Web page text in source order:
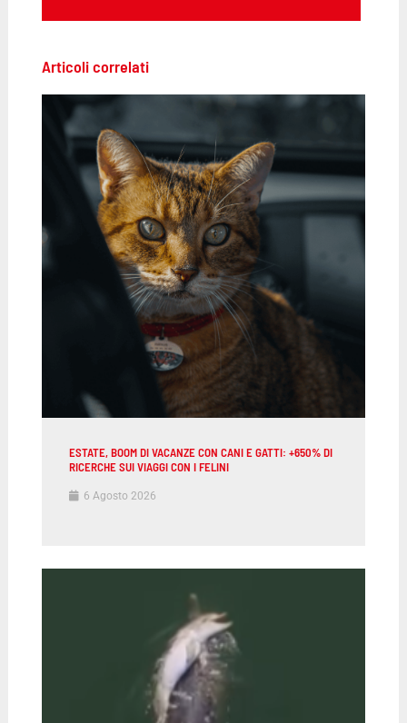
Articoli correlati
ESTATE, BOOM DI VACANZE CON CANI E GATTI: +650% DI
RICERCHE SUI VIAGGI CON I FELINI
6 Agosto 2026